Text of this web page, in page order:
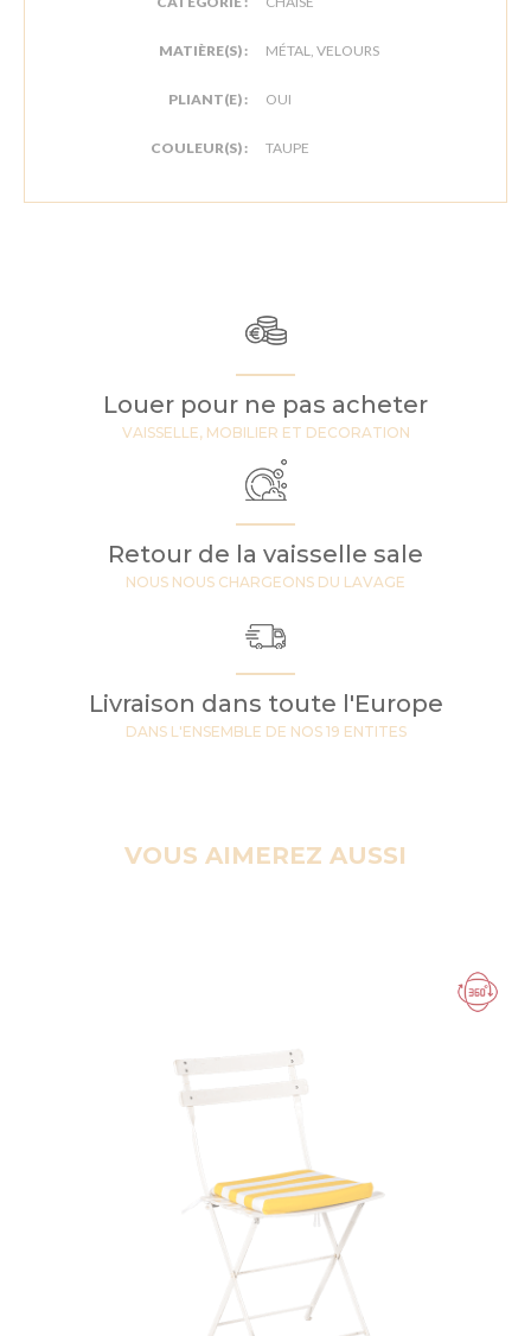
MATIÈRE(S) : MÉTAL, VELOURS
PLIANT(E) : OUI
COULEUR(S) : TAUPE
Louer pour ne pas acheter
VAISSELLE, MOBILIER ET DECORATION
Retour de la vaisselle sale
NOUS NOUS CHARGEONS DU LAVAGE
Livraison dans toute l'Europe
DANS L'ENSEMBLE DE NOS 19 ENTITES
VOUS AIMEREZ AUSSI